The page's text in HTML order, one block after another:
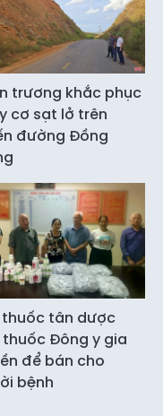
trương khắc phục
cơ sạt lở trên
đường Đồng
thuốc tân dược
Đông y gia
để bán cho
bệnh